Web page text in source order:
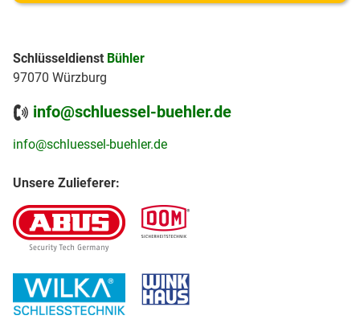
Schlüsseldienst Bühler
97070 Würzburg
info@schluessel-buehler.de
info@schluessel-buehler.de
Unsere Zulieferer: